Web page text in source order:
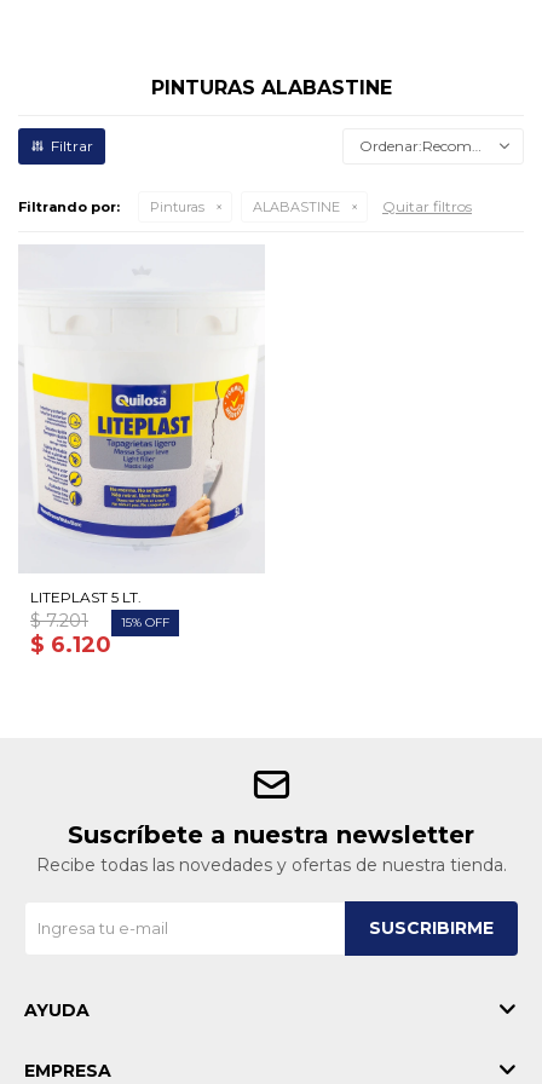
PINTURAS ALABASTINE
Recomendados
Filtrando por: Pinturas ALABASTINE Quitar filtros
LITEPLAST 5 LT.
$ 6.120
$ 7.201 15
Suscríbete a nuestra newsletter
Recibe todas las novedades y ofertas de nuestra tienda.
SUSCRIBIRME
AYUDA
EMPRESA